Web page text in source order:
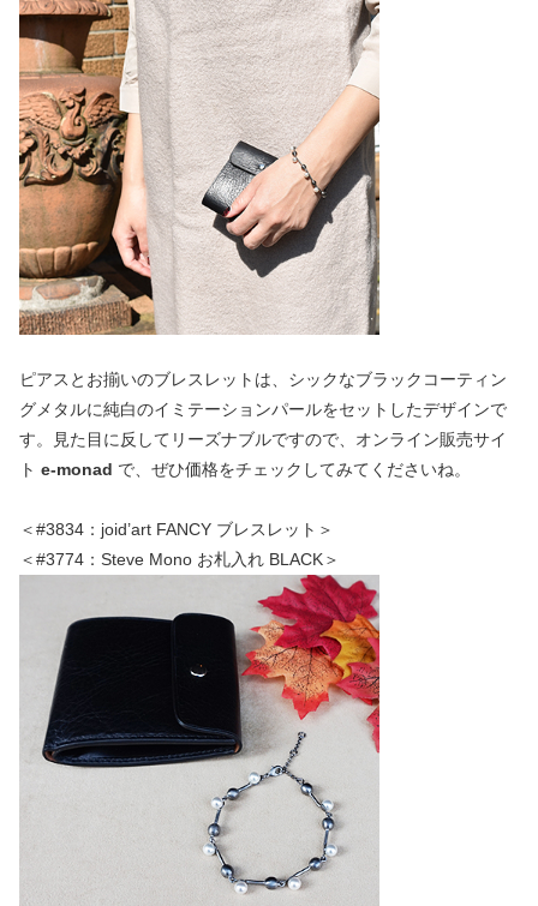
ピアスとお揃いのブレスレットは、シックなブラックコーティン
グメタルに純白のイミテーションパールをセットしたデザインで
す。見た目に反してリーズナブルですので、オンライン販売サイ
ト e-monad で、ぜひ価格をチェックしてみてくださいね。
＜#3834：joid’art FANCY ブレスレット＞
＜#3774：Steve Mono お札入れ BLACK＞